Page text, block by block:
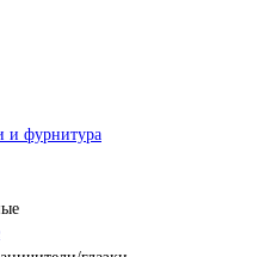
и фурнитура